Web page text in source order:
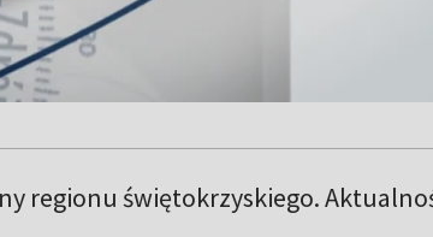
regionu świętokrzyskiego.